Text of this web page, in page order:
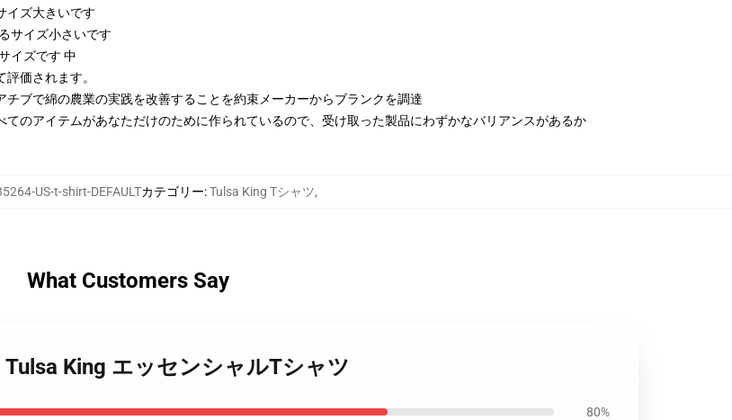
イズ大きいです
サイズ小さいです
イズです 中
価されます。
ブで綿の農業の実践を改善することを約束メーカーからブランクを調達
のアイテムがあなただけのために作られているので、受け取った製品にわずかなバリアンスがあるか
US-t-shirt-DEFAULTカテゴリー:Tulsa King Tシャツ,
What Customers Say
King エッセンシャルTシャツ
80%